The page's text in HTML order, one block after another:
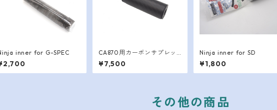
inner for G-SPEC
CA870用カーボンサプレッ
サ：φ25×76mm
¥7,500
Ninja inner for SD
¥1,800
その他の商品